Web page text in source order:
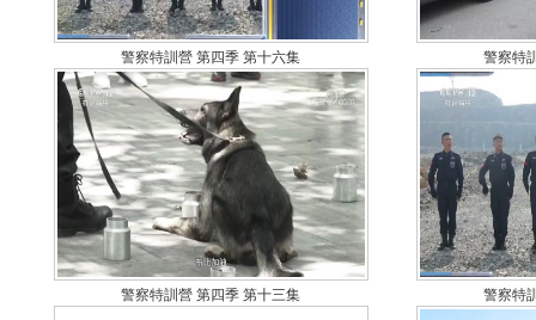
警察特訓營 第四季 第十六集 警察特
警察特訓營 第四季 第十三集 警察特